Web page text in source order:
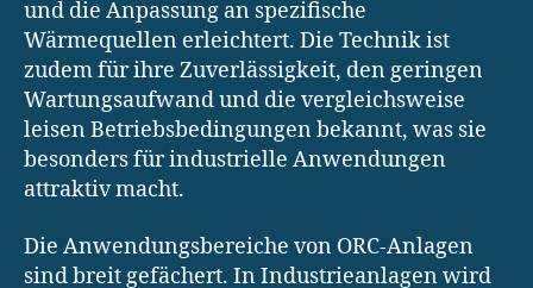
und die Anpassung an spezifische
Wärmequellen erleichtert. Die Technik ist
zudem für ihre Zuverlässigkeit, den geringen
Wartungsaufwand und die vergleichsweise
leisen Betriebsbedingungen bekannt, was sie
besonders für industrielle Anwendungen
attraktiv macht.
Die Anwendungsbereiche von ORC-Anlagen
sind breit gefächert. In Industrieanlagen wird